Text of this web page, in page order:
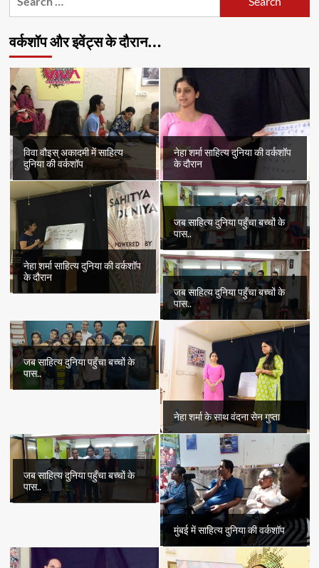
वर्कशॉप और इवेंट्स के दौरान…
विवा वौइस् अकादमी में साहित्य
दुनिया की वर्कशॉप
नेहा शर्मा साहित्य दुनिया की वर्कशॉप
के दौरान
नेहा शर्मा साहित्य दुनिया की वर्कशॉप
के दौरान
जब साहित्य दुनिया पहुँचा बच्चों के
पास..
जब साहित्य दुनिया पहुँचा बच्चों के
पास..
जब साहित्य दुनिया पहुँचा बच्चों के
पास..
नेहा शर्मा के साथ वंदना सेन गुप्ता
जब साहित्य दुनिया पहुँचा बच्चों के
पास..
मुंबई में साहित्य दुनिया की वर्कशॉप